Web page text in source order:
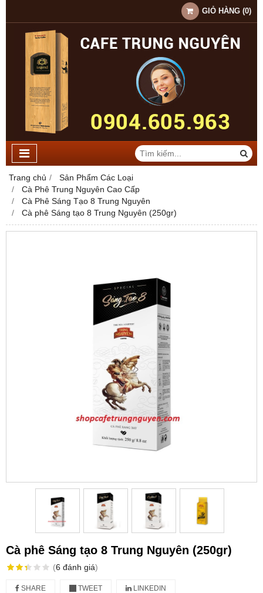
GIỎ HÀNG (0)
Trang chủ
Sản Phẩm Các Loại
Cà Phê Trung Nguyên Cao Cấp
Cà Phê Sáng Tạo 8 Trung Nguyên
Cà phê Sáng tạo 8 Trung Nguyên (250gr)
Cà phê Sáng tạo 8 Trung Nguyên (250gr)
(6 đánh giá)
SHARE TWEET LINKEDIN